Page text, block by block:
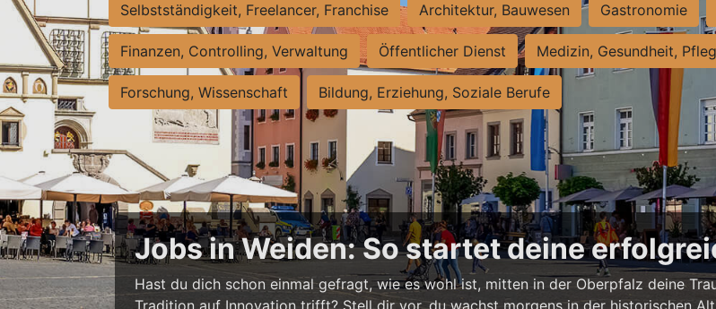
Selbstständigkeit, Freelancer, Franchise Architektur, Bauwesen Gastronomie
Finanzen, Controlling, Verwaltung Öffentlicher Dienst Medizin, Gesundheit,
Forschung, Wissenschaft Bildung, Erziehung, Soziale Berufe
Jobs in Weiden: So startet deine
Hast du dich schon einmal gefragt, wie es wohl ist, mitten in der Oberpfalz deine